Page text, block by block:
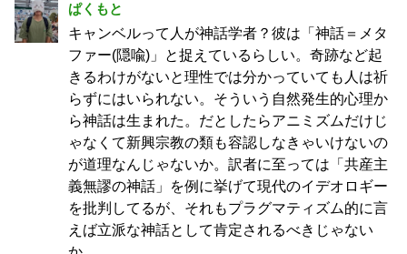
ぱくもと
キャンベルって人が神話学者？彼は「神話＝メタ
ファー(隠喩)」と捉えているらしい。奇跡など起
きるわけがないと理性では分かっていても人は祈
らずにはいられない。そういう自然発生的心理か
ら神話は生まれた。だとしたらアニミズムだけじ
ゃなくて新興宗教の類も容認しなきゃいけないの
が道理なんじゃないか。訳者に至っては「共産主
義無謬の神話」を例に挙げて現代のイデオロギー
を批判してるが、それもプラグマティズム的に言
えば立派な神話として肯定されるべきじゃない